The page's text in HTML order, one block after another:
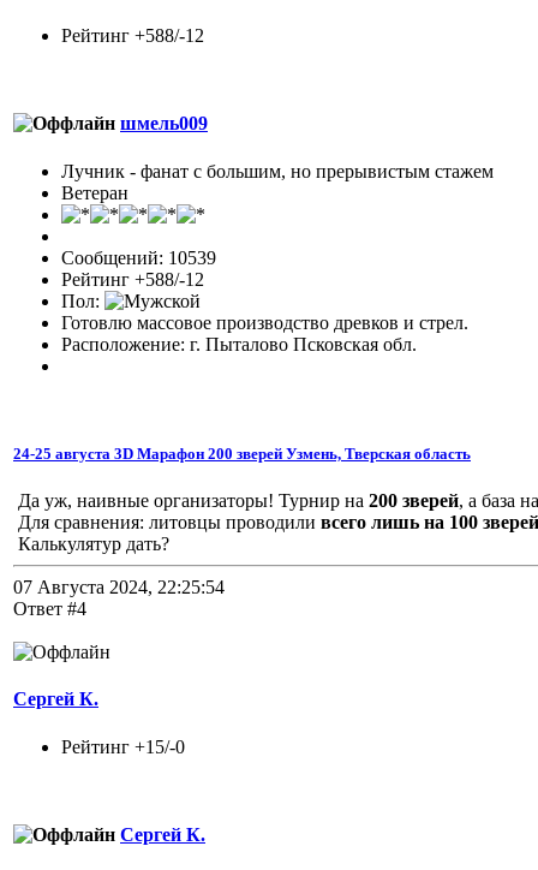
Рейтинг +588/-12
шмель009
Лучник - фанат с большим, но прерывистым стажем
Ветеран
Сообщений: 10539
Рейтинг +588/-12
Пол:
Готовлю массовое производство древков и стрел.
Расположение: г. Пыталово Псковская обл.
24-25 августа 3D Марафон 200 зверей Узмень, Тверская область
Да уж, наивные организаторы! Турнир на 200 зверей, а база
Для сравнения: литовцы проводили всего лишь на 100 зверей
Калькулятур дать?
07 Августа 2024, 22:25:54
Ответ #4
Сергей К.
Рейтинг +15/-0
Сергей К.